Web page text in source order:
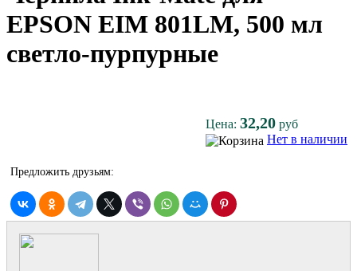
EPSON EIM 801LM, 500 мл
светло-пурпурные
Цена: 32,20 руб
Нет в наличии
Предложить друзьям: